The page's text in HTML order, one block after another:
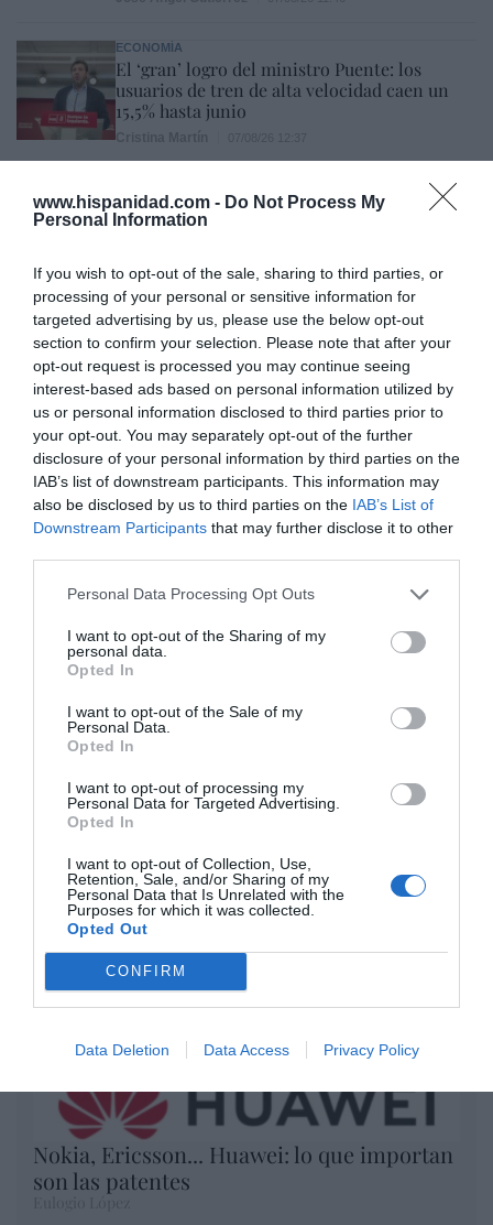
www.hispanidad.com - Do Not Process My
Personal Information
If you wish to opt-out of the sale, sharing to third parties, or
processing of your personal or sensitive information for
targeted advertising by us, please use the below opt-out
section to confirm your selection. Please note that after your
opt-out request is processed you may continue seeing
interest-based ads based on personal information utilized by
us or personal information disclosed to third parties prior to
your opt-out. You may separately opt-out of the further
disclosure of your personal information by third parties on the
IAB’s list of downstream participants. This information may
also be disclosed by us to third parties on the IAB’s List of
Downstream Participants that may further disclose it to other
Personal Data Processing Opt Outs
I want to opt-out of the Sharing of my
personal data.
Opted In
I want to opt-out of the Sale of my
Personal Data.
Opted In
I want to opt-out of processing my
Personal Data for Targeted Advertising.
Opted In
I want to opt-out of Collection, Use,
Retention, Sale, and/or Sharing of my
Personal Data that Is Unrelated with the
Purposes for which it was collected.
Opted Out
CONFIRM
Data Deletion Data Access Privacy Policy
ECONOMÍA
El ‘gran’ logro del ministro Puente: los
usuarios de tren de alta velocidad caen un
15,5% hasta junio
Ataque cristianófobo en la muy ‘woke’ ciudad
de Nueva York: destrozan una imagen de la
Virgen María
Marcelo Gullo: “El trabajo de desmitificar la
historia, de poner la verdadera, de
desmontar la falsificación, es un trabajo
cristiano"
por Hispanidad
Artículos anteriores
Diario de la corrupción sanchista. Hazte
Oír se manifiesta delante de La Mareta:
“Pedro Sánchez es un criminal”
Artículos anteriores
Opinión
Enormes minucias
por Eulogio López
Nokia, Ericsson... Huawei: lo que importan
son las patentes